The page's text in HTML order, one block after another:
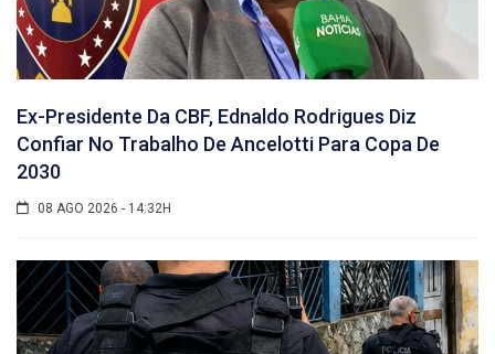
Ex-Presidente Da CBF, Ednaldo Rodrigues Diz
Confiar No Trabalho De Ancelotti Para Copa De
2030
08 AGO 2026 - 14:32H